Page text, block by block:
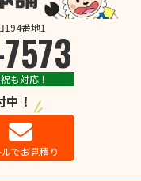
194番地1
も対応！
中！
ルでお見積り